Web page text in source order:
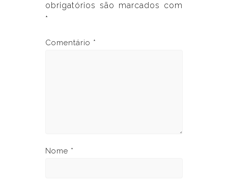
obrigatórios são marcados com
*
Comentário *
Nome *